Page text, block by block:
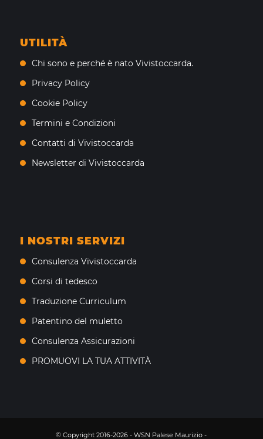
UTILITÀ
Chi sono e perché è nato Vivistoccarda.
Privacy Policy
Cookie Policy
Termini e Condizioni
Contatti di Vivistoccarda
Newsletter di Vivistoccarda
I NOSTRI SERVIZI
Consulenza Vivistoccarda
Corsi di tedesco
Traduzione Curriculum
Patentino del muletto
Consulenza Assicurazioni
PROMUOVI LA TUA ATTIVITÀ
© Copyright 2016-2026 - WSN Palese Maurizio -